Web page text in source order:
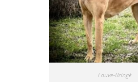
Fauve-Bringé